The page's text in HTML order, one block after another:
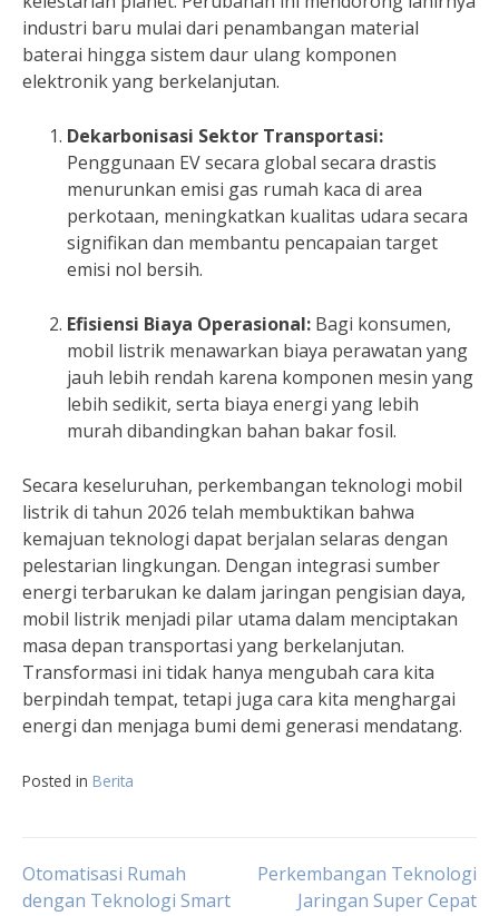
industri baru mulai dari penambangan material
baterai hingga sistem daur ulang komponen
elektronik yang berkelanjutan.
Dekarbonisasi Sektor Transportasi:
Penggunaan EV secara global secara drastis
menurunkan emisi gas rumah kaca di area
perkotaan, meningkatkan kualitas udara secara
signifikan dan membantu pencapaian target
emisi nol bersih.
Efisiensi Biaya Operasional: Bagi konsumen,
mobil listrik menawarkan biaya perawatan yang
jauh lebih rendah karena komponen mesin yang
lebih sedikit, serta biaya energi yang lebih
murah dibandingkan bahan bakar fosil.
Secara keseluruhan, perkembangan teknologi mobil
listrik di tahun 2026 telah membuktikan bahwa
kemajuan teknologi dapat berjalan selaras dengan
pelestarian lingkungan. Dengan integrasi sumber
energi terbarukan ke dalam jaringan pengisian daya,
mobil listrik menjadi pilar utama dalam menciptakan
masa depan transportasi yang berkelanjutan.
Transformasi ini tidak hanya mengubah cara kita
berpindah tempat, tetapi juga cara kita menghargai
energi dan menjaga bumi demi generasi mendatang.
Posted in Berita
Post
Otomatisasi Rumah
dengan Teknologi Smart
Perkembangan Teknologi
Jaringan Super Cepat